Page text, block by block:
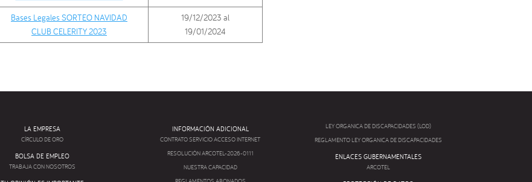
Bases Legales SORTEO NAVIDAD
CLUB CELERITY 2023
19/12/2023 al
19/01/2024
LA EMPRESA
CÍRCULO DE ORO
BOLSA DE EMPLEO
TRABAJA CON NOSOTROS
INFORMACIÓN ADICIONAL
CONTRATO SERVICIO ACCESO INTERNET
RESOLUCIÓN ARCOTEL-2026-0111
NUESTRA CAPACIDAD
LEY ORGANICA DE DISCAPACIDADES (LOD)
REGLAMENTO LEY ORGANICA DE DISCAPACIDADES
ENLACES GUBERNAMENTALES
ARCOTEL